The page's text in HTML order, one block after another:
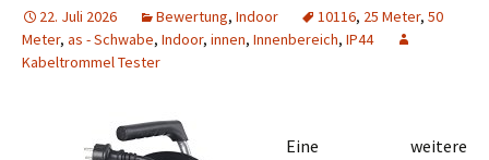
22. Juli 2026 Bewertung, Indoor 10116, 25 Meter, 50
Meter, as - Schwabe, Indoor, innen, Innenbereich, IP44
Kabeltrommel Tester
Eine weitere